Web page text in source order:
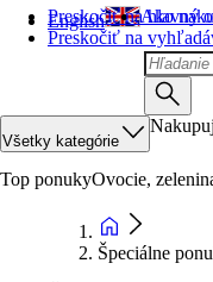
Preskočiť na hlavný
Preskočiť na
English Ako
Všetky kategórie
Top ponukyOvocie,
Špeciálne